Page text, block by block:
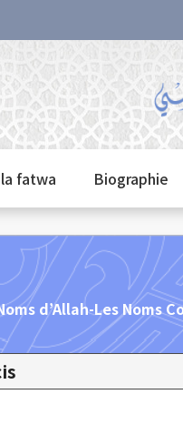
fatwa Biographie
d’Allah-Les Noms